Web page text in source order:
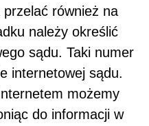
przelać również na
należy określić
sądu. Taki numer
internetowej sądu.
możemy
do informacji w